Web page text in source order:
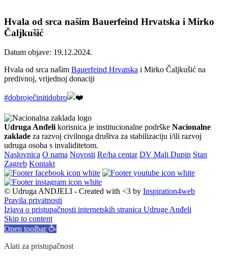
Hvala od srca našim Bauerfeind Hrvatska i Mirko
Čaljkušić
Datum objave: 19.12.2024.
Hvala od srca našim Bauerfeind Hrvatska i Mirko Čaljkušić na
predivnoj, vrijednoj donaciji
#dobroječinitidobro
Udruga Anđeli korisnica je institucionalne podrške Nacionalne
zaklade za razvoj civilnoga društva za stabilizaciju i/ili razvoj
udruga osoba s invaliditetom.
Naslovnica O nama Novosti Re/ha centar DV Mali Dupin Stan
Zagreb Kontakt
© Udruga ANDJELI - Created with <3 by Inspiration4web
Pravila privatnosti
Izjava o pristupačnosti internetskih stranica Udruge Anđeli
Skip to content
Open toolbar
Alati za pristupačnost